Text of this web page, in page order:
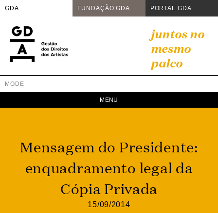
GDA FUNDAÇÃO GDA PORTAL GDA
content
juntos no
mesmo
palco
GDA
Juntos no mesmo palco
MODE
Mensagem do Presidente:
enquadramento legal da
Cópia Privada
15/09/2014